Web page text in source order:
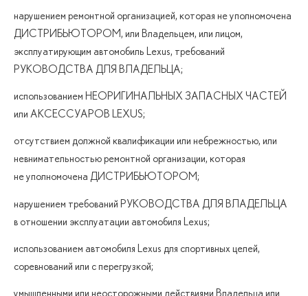
нарушением ремонтной организацией, которая не уполномочена
ДИСТРИБЬЮТОРОМ, или Владельцем, или лицом,
эксплуатирующим автомобиль Lexus, требований
РУКОВОДСТВА ДЛЯ ВЛАДЕЛЬЦА;
использованием НЕОРИГИНАЛЬНЫХ ЗАПАСНЫХ ЧАСТЕЙ
или АКСЕССУАРОВ LEXUS;
отсутствием должной квалификации или небрежностью, или
невнимательностью ремонтной организации, которая
не уполномочена ДИСТРИБЬЮТОРОМ;
нарушением требований РУКОВОДСТВА ДЛЯ ВЛАДЕЛЬЦА
в отношении эксплуатации автомобиля Lexus;
использованием автомобиля Lexus для спортивных целей,
соревнований или с перегрузкой;
умышленными или неосторожными действиями Владельца или